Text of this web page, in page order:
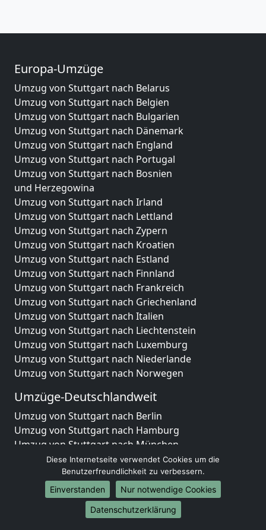
Europa-Umzüge
Umzug von Stuttgart nach Belarus
Umzug von Stuttgart nach Belgien
Umzug von Stuttgart nach Bulgarien
Umzug von Stuttgart nach Dänemark
Umzug von Stuttgart nach England
Umzug von Stuttgart nach Portugal
Umzug von Stuttgart nach Bosnien
und Herzegowina
Umzug von Stuttgart nach Irland
Umzug von Stuttgart nach Lettland
Umzug von Stuttgart nach Zypern
Umzug von Stuttgart nach Kroatien
Umzug von Stuttgart nach Estland
Umzug von Stuttgart nach Finnland
Umzug von Stuttgart nach Frankreich
Umzug von Stuttgart nach Griechenland
Umzug von Stuttgart nach Italien
Umzug von Stuttgart nach Liechtenstein
Umzug von Stuttgart nach Luxemburg
Umzug von Stuttgart nach Niederlande
Umzug von Stuttgart nach Norwegen
Umzüge-Deutschlandweit
Umzug von Stuttgart nach Berlin
Umzug von Stuttgart nach Hamburg
Umzug von Stuttgart nach München
Umzug von Stuttgart nach Köln
Umzug von Stuttgart nach Frankfurt am Main
Umzug von Stuttgart nach Stuttgart
Umzug von Stuttgart nach Düsseldorf
Umzug von Stuttgart nach Leipzig
Diese Internetseite verwendet Cookies um die
Benutzerfreundlichkeit zu verbessern.
Einverstanden
Nur notwendige Cookies
Datenschutzerklärung